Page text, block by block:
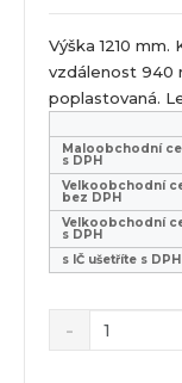
Výška 1210 mm.
vzdálenost 940
poplastovaná.
Maloobchodní
s DPH
Velkoobchodní
bez DPH
Velkoobchodní
s DPH
s IČ ušetříte s DPH